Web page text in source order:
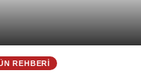
REHBERI